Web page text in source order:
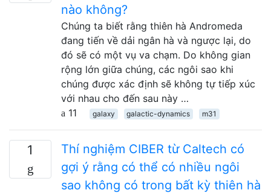
nào không?
Chúng ta biết rằng thiên hà Andromeda
đang tiến về dải ngân hà và ngược lại, do
đó sẽ có một vụ va chạm. Do không gian
rộng lớn giữa chúng, các ngôi sao khi
chúng được xác định sẽ không tự tiếp xúc
với nhau cho đến sau này …
11
galaxy galactic-dynamics m31
1
Thí nghiệm CIBER từ Caltech có
gợi ý rằng có thể có nhiều ngôi
sao không có trong bất kỳ thiên hà